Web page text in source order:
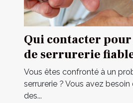
Qui contacter
de serrurerie
Vous êtes confronté à un
serrurerie ? Vous avez
des...